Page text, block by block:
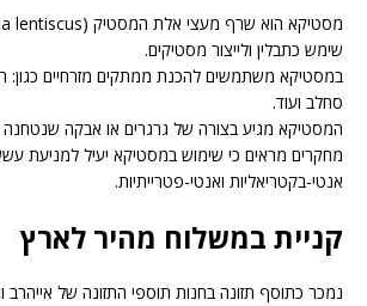
שימש כתבלין ולייצור מסטיקים.
במסטיקא משתמשים להכנת ממתקים מזרחיים כגון:
סחלב ועוד.
המסטיקא מגיע בצורה של גרגרים או אבקה שנטחנה
מחקרים מראים כי שימוש במסטיקא יעיל למניעת
אנטי-בקטריאליות ואנטי-פטרייתיות.
קניית במשלוח מהיר לארץ
נמכר כתוסף תזונה בחנות תוספי התזונה של אייהרב